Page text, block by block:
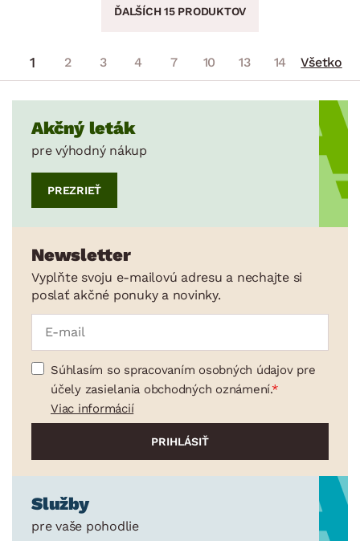
ĎALŠÍCH 15 PRODUKTOV
1 2 3 4 7 10 13 14 Všetko
Akčný leták
pre výhodný nákup
PREZRIEŤ
Newsletter
Vyplňte svoju e-mailovú adresu a nechajte si
poslať akčné ponuky a novinky.
Súhlasím so spracovaním osobných údajov pre
účely zasielania obchodných oznámení.
Viac informácií
Služby
pre vaše pohodlie